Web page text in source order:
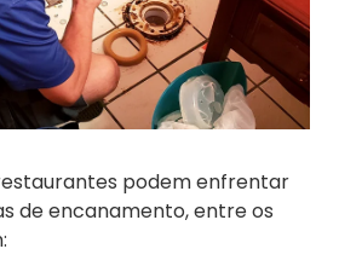
podem enfrentar
de encanamento, entre os